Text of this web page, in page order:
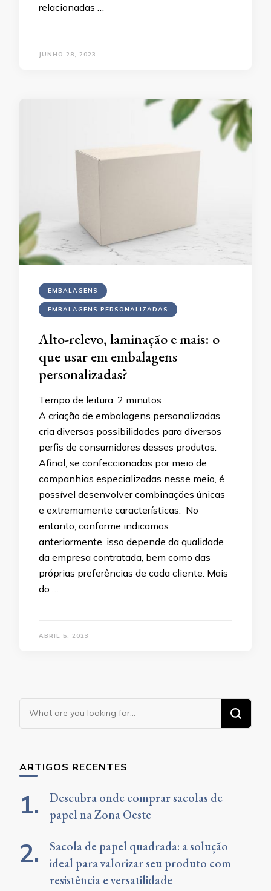
relacionadas …
JUNHO 28, 2023
EMBALAGENS
EMBALAGENS PERSONALIZADAS
Alto-relevo, laminação e mais: o
que usar em embalagens
personalizadas?
Tempo de leitura: 2 minutos
A criação de embalagens personalizadas
cria diversas possibilidades para diversos
perfis de consumidores desses produtos.
Afinal, se confeccionadas por meio de
companhias especializadas nesse meio, é
possível desenvolver combinações únicas
e extremamente características. No
entanto, conforme indicamos
anteriormente, isso depende da qualidade
da empresa contratada, bem como das
próprias preferências de cada cliente. Mais
do …
ABRIL 5, 2023
Looking
for
ARTIGOS RECENTES
Descubra onde comprar sacolas de
papel na Zona Oeste
Sacola de papel quadrada: a solução
ideal para valorizar seu produto com
resistência e versatilidade